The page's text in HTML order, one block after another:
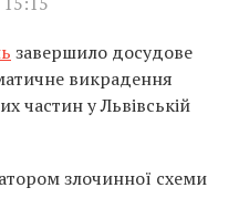
завершило досудове
викрадення
частин у Львівській
злочинної схеми